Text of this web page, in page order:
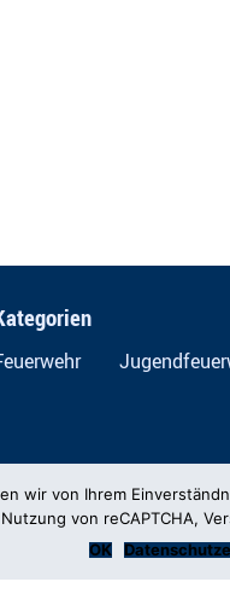
wir von Ihrem
von reCAPTCHA,
OK